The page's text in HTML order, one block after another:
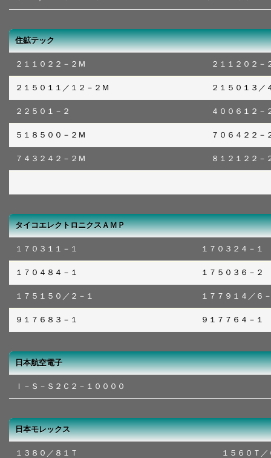
住鉱テック
２１１０２２－２Ｍ ２１１２０２－
２１５０１１／１２－２Ｍ ２１５０１３／
２２５０１－２ ４００６１２－
５１８５００－２Ｍ ７０６４２２－
７４３２４２－２Ｍ ８１２１２２－
タイコエレクトロニクスＡＭＰ
１７０３１１－１ １７０３２４－１
１７０４８４－１ １７５０３６－２
１７５１５０／２－１ １７７９１４／６
９１７６８３－１ ９１７７６４－１
日本航空電子
Ｉ－Ｓ－Ｓ２Ｃ２－１００００
日本モレックス
１３８０／８１Ｔ １５６０Ｔ／